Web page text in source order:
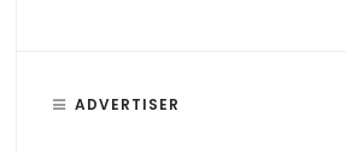
ADVERTISER